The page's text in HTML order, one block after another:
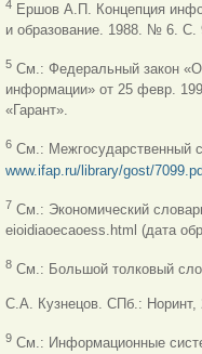
4 Ершов А.П. Концепция
и образование. 1988. № 6. С.
5 См.: Федеральный закон
информации» от 25 февр.
«Гарант».
6 См.: Межгосударственный
www.ifap.ru/library/gost/
7 См.: Экономический
eioidiaoecaoess.html (дата
8 См.: Большой толковый
С.А. Кузнецов. СПб.: Норинт,
9 См.: Информационные